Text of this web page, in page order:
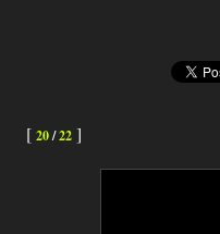
[ 20/22]